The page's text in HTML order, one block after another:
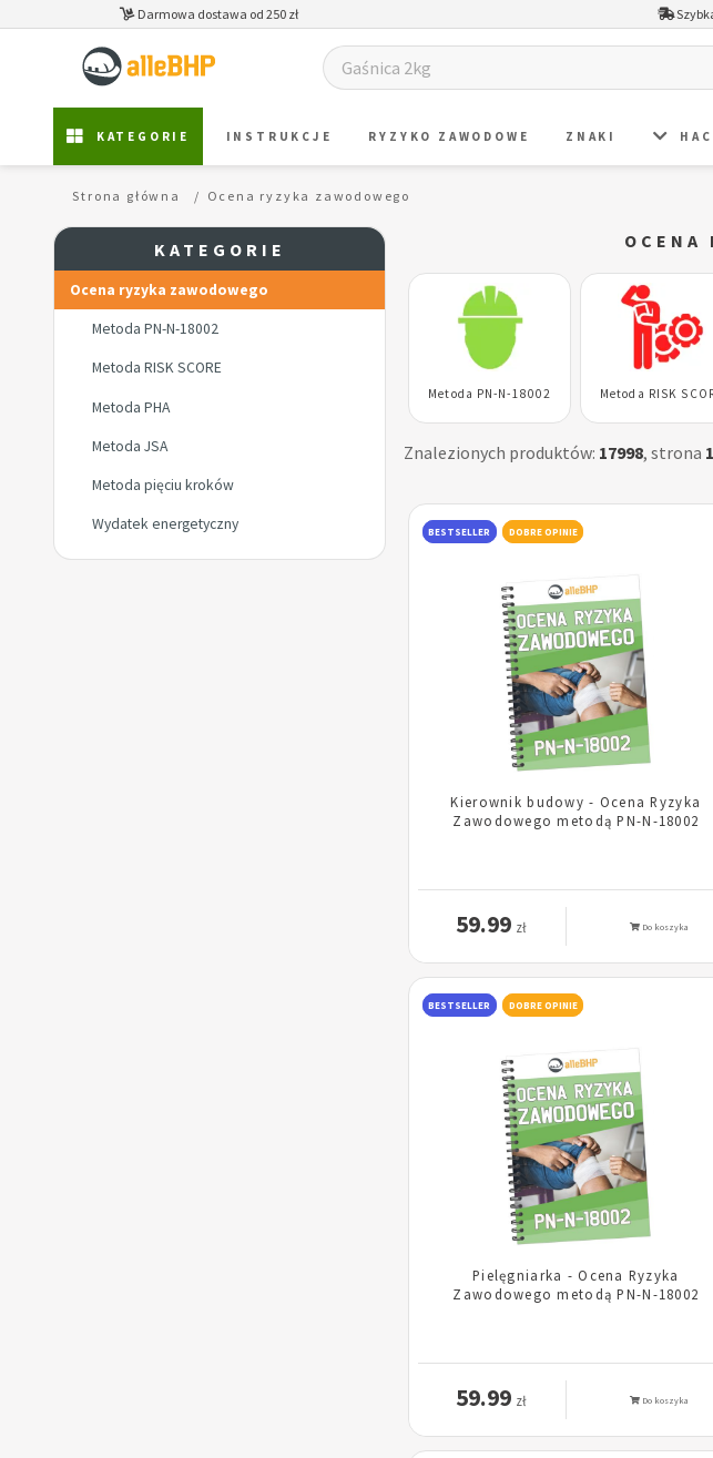
Darmowa dostawa od 250 zł
KATEGORIE INSTRUKCJE RYZYKO ZAWODOWE ZNAKI
Strona główna Ocena ryzyka zawodowego
KATEGORIE
Ocena ryzyka zawodowego
Metoda PN-N-18002
Metoda RISK SCORE
Metoda PHA
Metoda JSA
Metoda pięciu kroków
Wydatek energetyczny
OCENA
Metoda PN-N-18002 Metoda RISK
Znalezionych produktów: 17998, strona 1
BESTSELLER DOBRE OPINIE
Kierownik budowy - Ocena Ryzyka
Zawodowego metodą PN-N-18002
59.99 zł Do koszyka
BESTSELLER DOBRE OPINIE
Pielęgniarka - Ocena Ryzyka
Zawodowego metodą PN-N-18002
59.99 zł Do koszyka